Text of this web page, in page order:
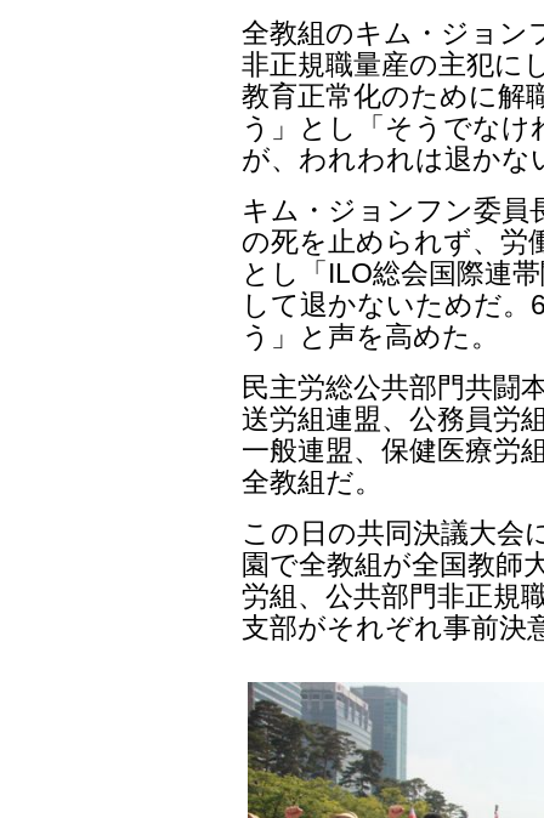
全教組のキム・ジョン
非正規職量産の主犯に
教育正常化のために解
う」とし「そうでな
が、われわれは退かな
キム・ジョンフン委員
の死を止められず、労
とし「ILO総会国際連
して退かないためだ。
う」と声を高めた。
民主労総公共部門共闘
送労組連盟、公務員労
一般連盟、保健医療労
全教組だ。
この日の共同決議大会
園で全教組が全国教師
労組、公共部門非正規
支部がそれぞれ事前決